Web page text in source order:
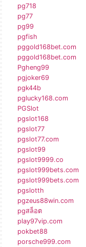
pg718
pg77
pg99
pgfish
pggold168bet.com
pggold168bet.com
Pgheng99
pgjoker69
pgk44b
pglucky168.com
PGSlot
pgslot168
pgslot77
pgslot77.com
pgslot99
pgslot9999.co
pgslot999bets.com
pgslot999bets.com
pgslotth
pgzeus88win.com
pgสล็อต
play97vip.com
pokbet88
porsche999.com